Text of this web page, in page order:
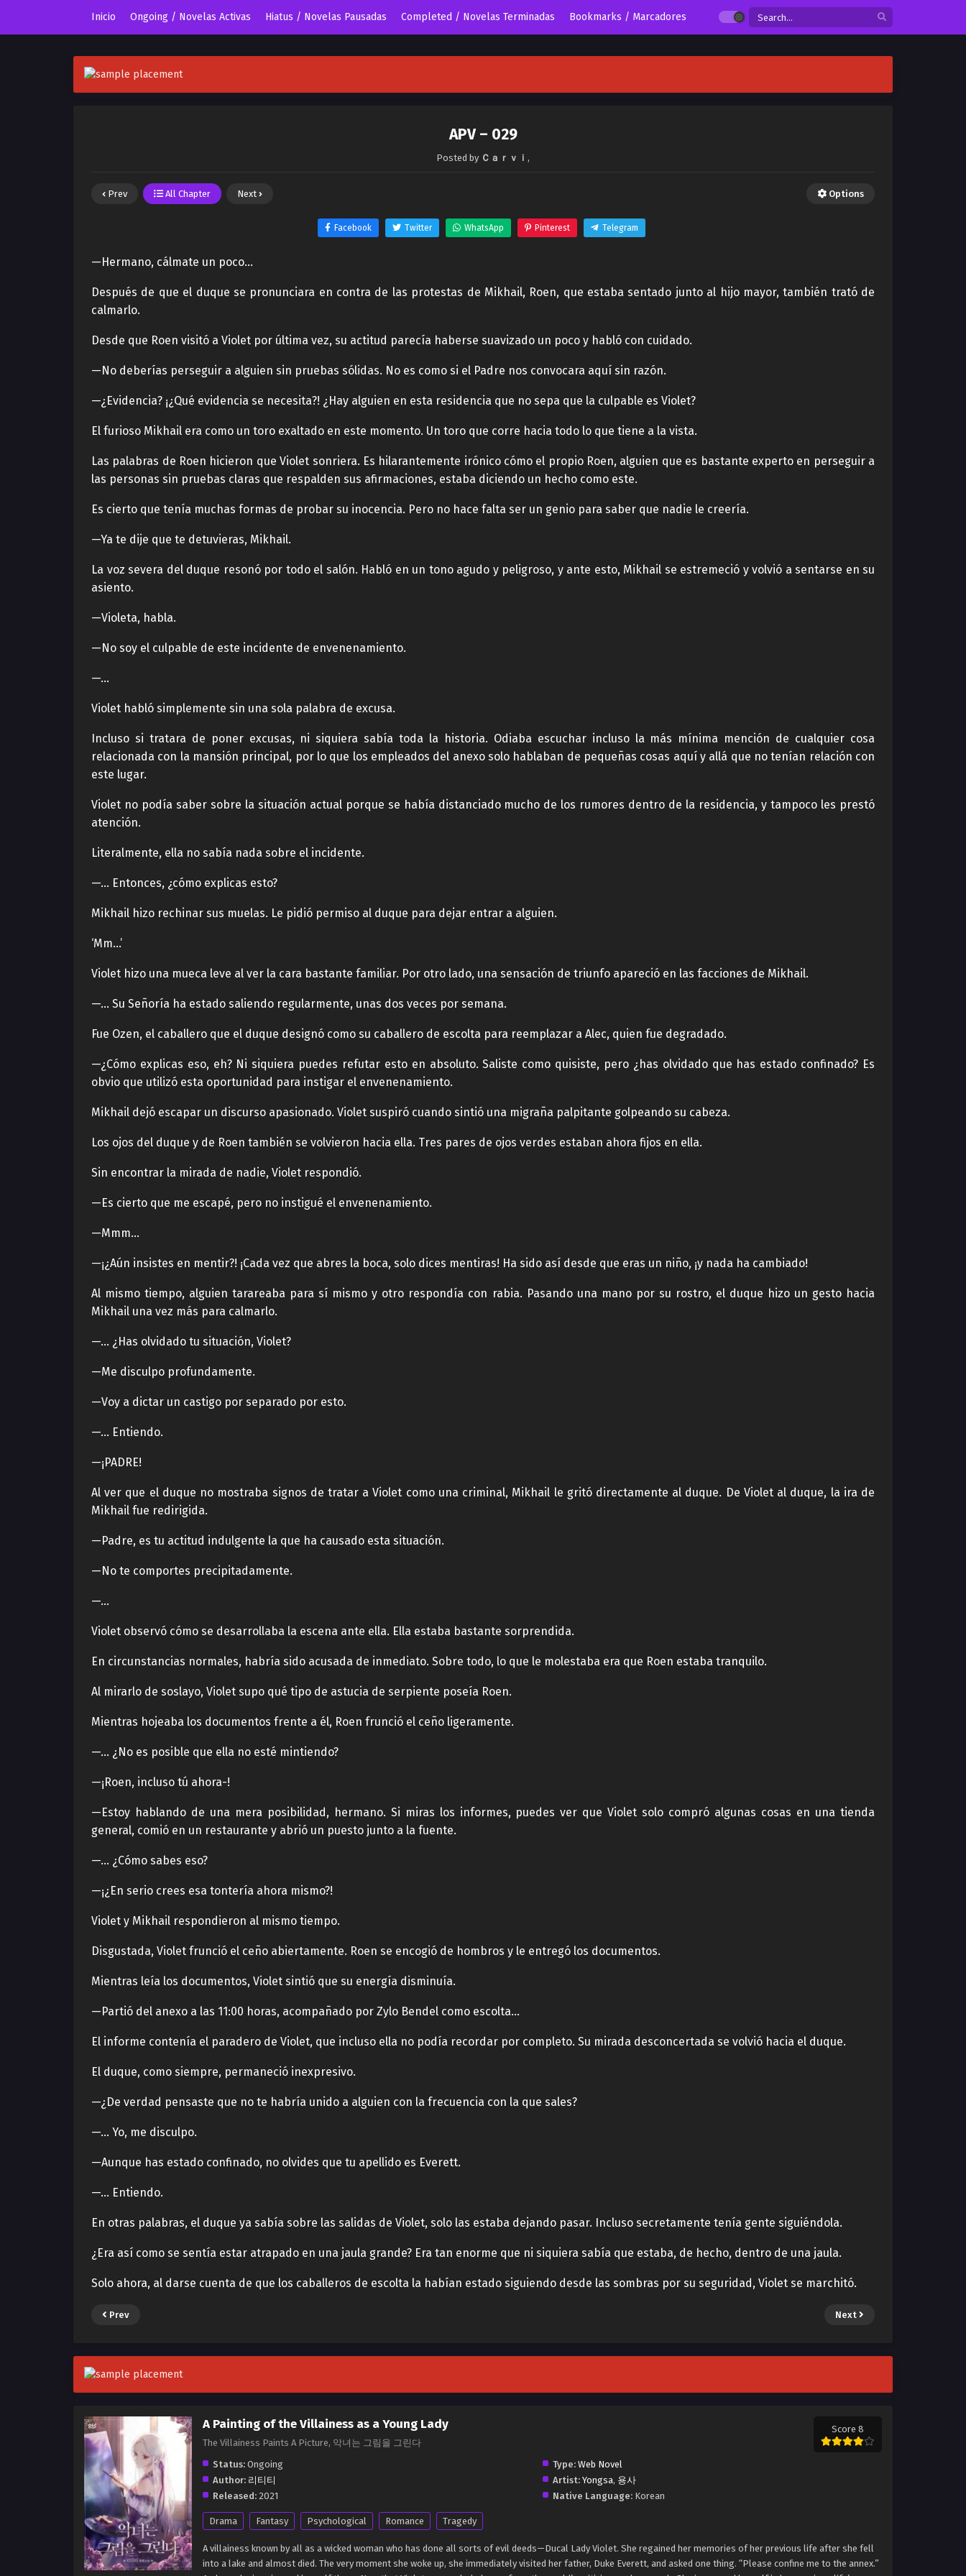
Inicio Ongoing / Novelas Activas Hiatus / Novelas Pausadas Completed / Novelas Terminadas Bookmarks / Marcadores
APV – 029
Posted by Ｃａｒｖｉ ,
Prev All Chapter Next Options
Facebook Twitter WhatsApp Pinterest Telegram
—Hermano, cálmate un poco…
Después de que el duque se pronunciara en contra de las protestas de Mikhail, Roen, que estaba sentado junto al hijo mayor, también trató de
calmarlo.
Desde que Roen visitó a Violet por última vez, su actitud parecía haberse suavizado un poco y habló con cuidado.
—No deberías perseguir a alguien sin pruebas sólidas. No es como si el Padre nos convocara aquí sin razón.
—¿Evidencia? ¡¿Qué evidencia se necesita?! ¿Hay alguien en esta residencia que no sepa que la culpable es Violet?
El furioso Mikhail era como un toro exaltado en este momento. Un toro que corre hacia todo lo que tiene a la vista.
Las palabras de Roen hicieron que Violet sonriera. Es hilarantemente irónico cómo el propio Roen, alguien que es bastante experto en perseguir a
las personas sin pruebas claras que respalden sus afirmaciones, estaba diciendo un hecho como este.
Es cierto que tenía muchas formas de probar su inocencia. Pero no hace falta ser un genio para saber que nadie le creería.
—Ya te dije que te detuvieras, Mikhail.
La voz severa del duque resonó por todo el salón. Habló en un tono agudo y peligroso, y ante esto, Mikhail se estremeció y volvió a sentarse en su
asiento.
—Violeta, habla.
—No soy el culpable de este incidente de envenenamiento.
—…
Violet habló simplemente sin una sola palabra de excusa.
Incluso si tratara de poner excusas, ni siquiera sabía toda la historia. Odiaba escuchar incluso la más mínima mención de cualquier cosa
relacionada con la mansión principal, por lo que los empleados del anexo solo hablaban de pequeñas cosas aquí y allá que no tenían relación con
este lugar.
Violet no podía saber sobre la situación actual porque se había distanciado mucho de los rumores dentro de la residencia, y tampoco les prestó
atención.
Literalmente, ella no sabía nada sobre el incidente.
—… Entonces, ¿cómo explicas esto?
Mikhail hizo rechinar sus muelas. Le pidió permiso al duque para dejar entrar a alguien.
‘Mm…’
Violet hizo una mueca leve al ver la cara bastante familiar. Por otro lado, una sensación de triunfo apareció en las facciones de Mikhail.
—… Su Señoría ha estado saliendo regularmente, unas dos veces por semana.
Fue Ozen, el caballero que el duque designó como su caballero de escolta para reemplazar a Alec, quien fue degradado.
—¿Cómo explicas eso, eh? Ni siquiera puedes refutar esto en absoluto. Saliste como quisiste, pero ¿has olvidado que has estado confinado? Es
obvio que utilizó esta oportunidad para instigar el envenenamiento.
Mikhail dejó escapar un discurso apasionado. Violet suspiró cuando sintió una migraña palpitante golpeando su cabeza.
Los ojos del duque y de Roen también se volvieron hacia ella. Tres pares de ojos verdes estaban ahora fijos en ella.
Sin encontrar la mirada de nadie, Violet respondió.
—Es cierto que me escapé, pero no instigué el envenenamiento.
—Mmm…
—¡¿Aún insistes en mentir?! ¡Cada vez que abres la boca, solo dices mentiras! Ha sido así desde que eras un niño, ¡y nada ha cambiado!
Al mismo tiempo, alguien tarareaba para sí mismo y otro respondía con rabia. Pasando una mano por su rostro, el duque hizo un gesto hacia
Mikhail una vez más para calmarlo.
—… ¿Has olvidado tu situación, Violet?
—Me disculpo profundamente.
—Voy a dictar un castigo por separado por esto.
—… Entiendo.
—¡PADRE!
Al ver que el duque no mostraba signos de tratar a Violet como una criminal, Mikhail le gritó directamente al duque. De Violet al duque, la ira de
Mikhail fue redirigida.
—Padre, es tu actitud indulgente la que ha causado esta situación.
—No te comportes precipitadamente.
—…
Violet observó cómo se desarrollaba la escena ante ella. Ella estaba bastante sorprendida.
En circunstancias normales, habría sido acusada de inmediato. Sobre todo, lo que le molestaba era que Roen estaba tranquilo.
Al mirarlo de soslayo, Violet supo qué tipo de astucia de serpiente poseía Roen.
Mientras hojeaba los documentos frente a él, Roen frunció el ceño ligeramente.
—… ¿No es posible que ella no esté mintiendo?
—¡Roen, incluso tú ahora-!
—Estoy hablando de una mera posibilidad, hermano. Si miras los informes, puedes ver que Violet solo compró algunas cosas en una tienda
general, comió en un restaurante y abrió un puesto junto a la fuente.
—… ¿Cómo sabes eso?
—¡¿En serio crees esa tontería ahora mismo?!
Violet y Mikhail respondieron al mismo tiempo.
Disgustada, Violet frunció el ceño abiertamente. Roen se encogió de hombros y le entregó los documentos.
Mientras leía los documentos, Violet sintió que su energía disminuía.
—Partió del anexo a las 11:00 horas, acompañado por Zylo Bendel como escolta…
El informe contenía el paradero de Violet, que incluso ella no podía recordar por completo. Su mirada desconcertada se volvió hacia el duque.
El duque, como siempre, permaneció inexpresivo.
—¿De verdad pensaste que no te habría unido a alguien con la frecuencia con la que sales?
—… Yo, me disculpo.
—Aunque has estado confinado, no olvides que tu apellido es Everett.
—… Entiendo.
En otras palabras, el duque ya sabía sobre las salidas de Violet, solo las estaba dejando pasar. Incluso secretamente tenía gente siguiéndola.
¿Era así como se sentía estar atrapado en una jaula grande? Era tan enorme que ni siquiera sabía que estaba, de hecho, dentro de una jaula.
Solo ahora, al darse cuenta de que los caballeros de escolta la habían estado siguiendo desde las sombras por su seguridad, Violet se marchitó.
Prev Next
A Painting of the Villainess as a Young Lady
The Villainess Paints A Picture, 악녀는 그림을 그린다
Score 8
Status: Ongoing Type: Web Novel
Author: 리티티 Artist: Yongsa, 용사
Released: 2021 Native Language:Korean
Drama Fantasy Psychological Romance Tragedy
A villainess known by all as a wicked woman who has done all sorts of evil deeds—Ducal Lady Violet. She regained her memories of her previous life after she fell
into a lake and almost died. The very moment she woke up, she immediately visited her father, Duke Everett, and asked one thing. “Please confine me to the annex.”